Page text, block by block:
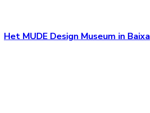
Het MUDE Design Museum in Baixa